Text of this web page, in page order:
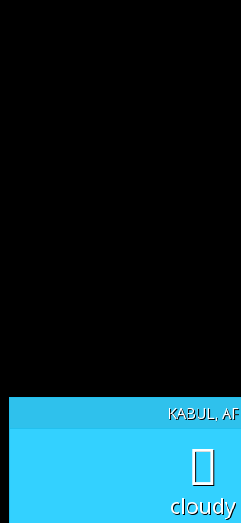
KABUL, AF
cloudy